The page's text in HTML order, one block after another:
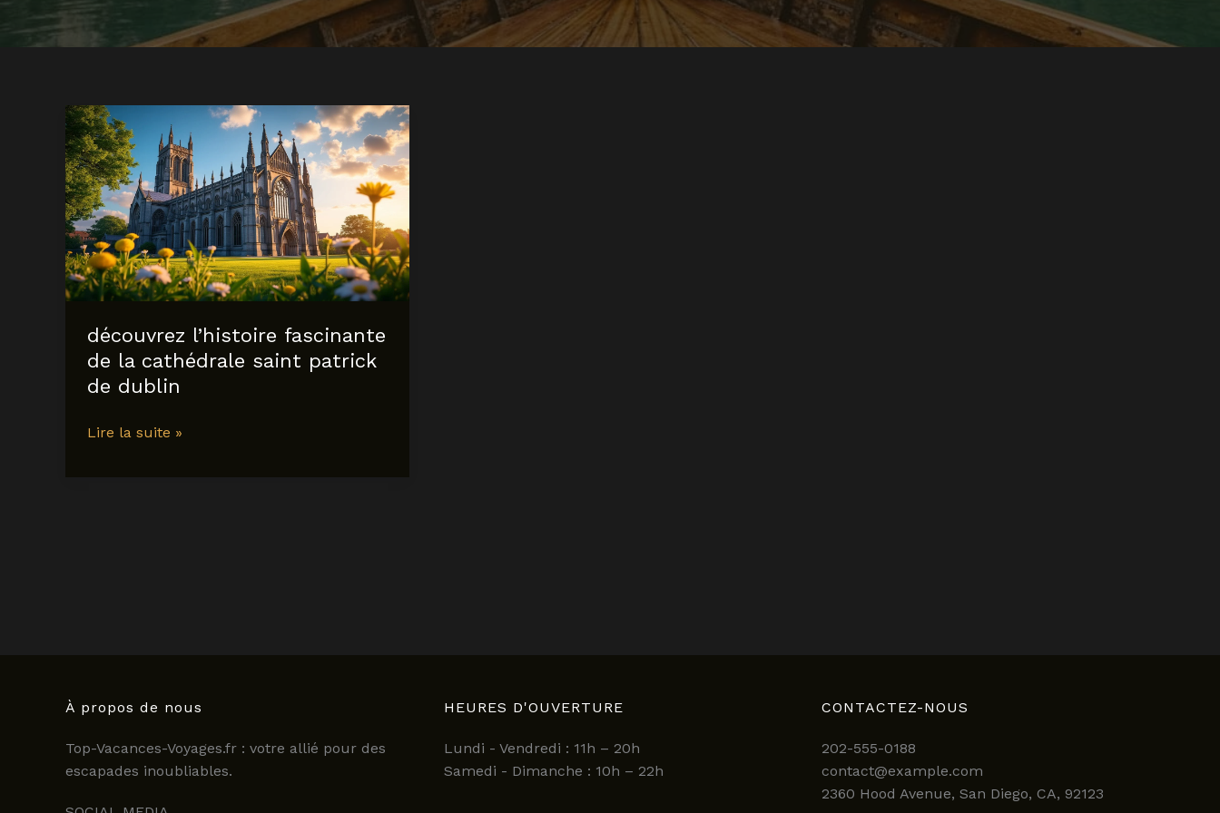
découvrez l’histoire fascinante
de la cathédrale saint patrick
de dublin
découvrez
Lire la suite »
À propos de nous
Top-Vacances-Voyages.fr : votre allié pour des
escapades inoubliables.
HEURES D'OUVERTURE
Lundi - Vendredi : 11h – 20h
Samedi - Dimanche : 10h – 22h
CONTACTEZ-NOUS
202-555-0188
contact@example.com
2360 Hood Avenue, San Diego, CA, 92123